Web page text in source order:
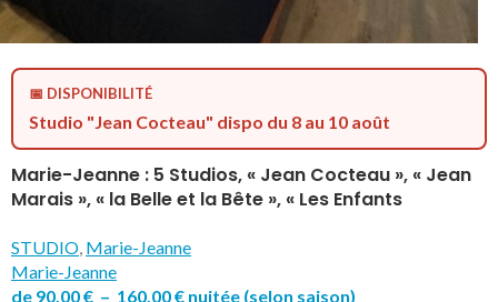
📅 DISPONIBILITÉ
Studio "Jean Cocteau" dispo du 8 au 10 août
Marie-Jeanne : 5 Studios, « Jean Cocteau », « Jean
Marais », « la Belle et la Bête », « Les Enfants
STUDIO Marie-Jeanne
Marie-Jeanne
de 90,00€ – 160,00€ nuitée (selon saison)